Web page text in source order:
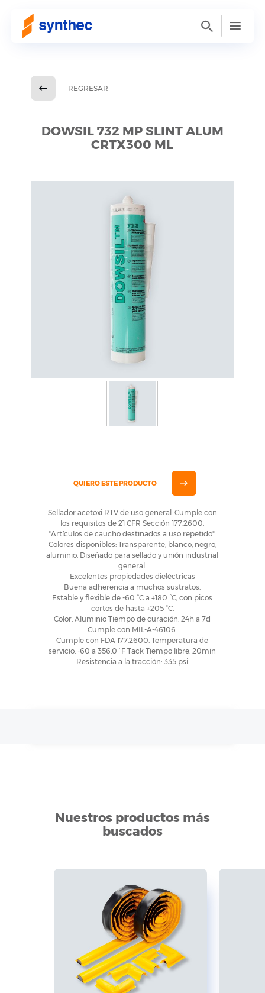
REGRESAR
DOWSIL 732 MP SLINT ALUM
CRTX300 ML
QUIERO ESTE PRODUCTO
Sellador acetoxi RTV de uso general. Cumple con
los requisitos de 21 CFR Sección 177.2600:
"Artículos de caucho destinados a uso repetido".
Colores disponibles: Transparente, blanco, negro,
aluminio. Diseñado para sellado y unión industrial
general.
Excelentes propiedades dieléctricas
Buena adherencia a muchos sustratos.
Estable y flexible de -60 °C a +180 °C, con picos
cortos de hasta +205 °C.
Color: Aluminio Tiempo de curación: 24h a 7d
Cumple con MIL-A-46106.
Cumple con FDA 177.2600. Temperatura de
servicio: -60 a 356.0 °F Tack Tiempo libre: 20min
Resistencia a la tracción: 335 psi
Nuestros productos más
buscados